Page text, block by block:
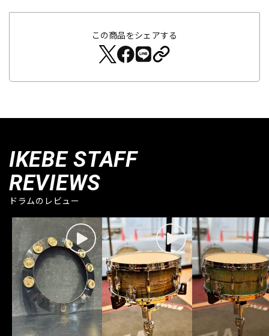
この商品をシェアする
IKEBE STAFF
REVIEWS
ドラムのレビュー